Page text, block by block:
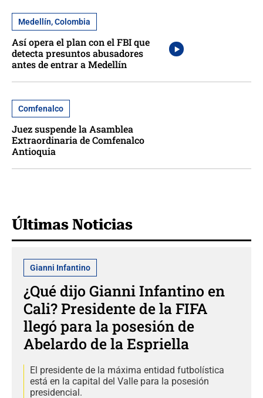
Medellín, Colombia
Así opera el plan con el FBI que
detecta presuntos abusadores
antes de entrar a Medellín
Comfenalco
Juez suspende la Asamblea
Extraordinaria de Comfenalco
Antioquia
Últimas Noticias
Gianni Infantino
¿Qué dijo Gianni Infantino en
Cali? Presidente de la FIFA
llegó para la posesión de
Abelardo de la Espriella
El presidente de la máxima entidad futbolística
está en la capital del Valle para la posesión
presidencial.